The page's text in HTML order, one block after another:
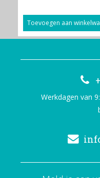
Toevoegen aan
Werkdagen van